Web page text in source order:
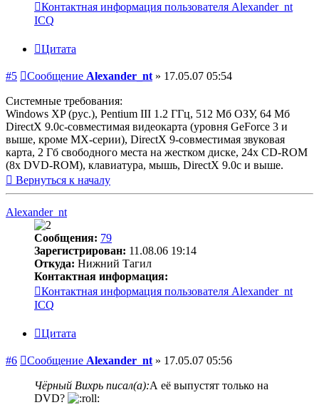
Контактная информация пользователя Alexander_nt
ICQ
Цитата
#5 Сообщение Alexander_nt » 17.05.07 05:54
Системные требования:
Windows XP (рус.), Pentium III 1.2 ГГц, 512 Мб ОЗУ, 64 Мб
DirectX 9.0с-совместимая видеокарта (уровня GeForce 3 и
выше, кроме MX-серии), DirectX 9-совместимая звуковая
карта, 2 Гб свободного места на жестком диске, 24x CD-ROM
(8х DVD-ROM), клавиатура, мышь, DirectX 9.0с и выше.
Вернуться к началу
Alexander_nt
Сообщения: 79
Зарегистрирован: 11.08.06 19:14
Откуда: Нижний Тагил
Контактная информация:
Контактная информация пользователя Alexander_nt
ICQ
Цитата
#6 Сообщение Alexander_nt » 17.05.07 05:56
Чёрный Вихрь писал(а):А её выпустят только на
DVD?